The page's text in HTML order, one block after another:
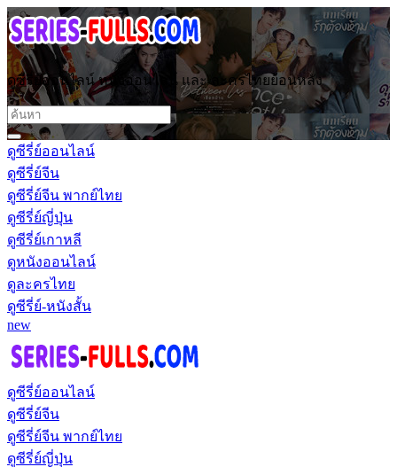
ดูซีรี่ย์ออนไลน์ หนังออนไลน์ และ ละครไทยย้อนหลัง
ดูซีรี่ย์ออนไลน์
ดูซีรี่ย์จีน
ดูซีรี่ย์จีน พากย์ไทย
ดูซีรี่ย์ญี่ปุ่น
ดูซีรี่ย์เกาหลี
ดูหนังออนไลน์
ดูละครไทย
ดูซีรี่ย์-หนังสั้น
new
ดูซีรี่ย์ออนไลน์
ดูซีรี่ย์จีน
ดูซีรี่ย์จีน พากย์ไทย
ดูซีรี่ย์ญี่ปุ่น